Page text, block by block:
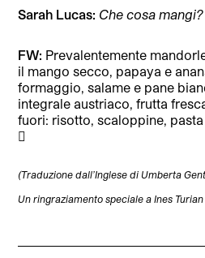
Sarah Lucas: Che cosa mangi?
FW: Prevalentemente
il mango secco, papaya e
formaggio, salame e pane
integrale austriaco, frutta
fuori: risotto, scaloppine, pasta

(Traduzione dall’Inglese di Umberta
Un ringraziamento speciale a Ines Turian